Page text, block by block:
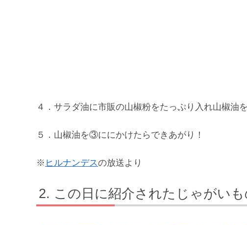
４．サラダ油に市販の山椒粉をたっ
５．山椒油を③ににかけたらできあがり！
※ ヒルナンデスの放送より
この日に紹介されたじゃがい